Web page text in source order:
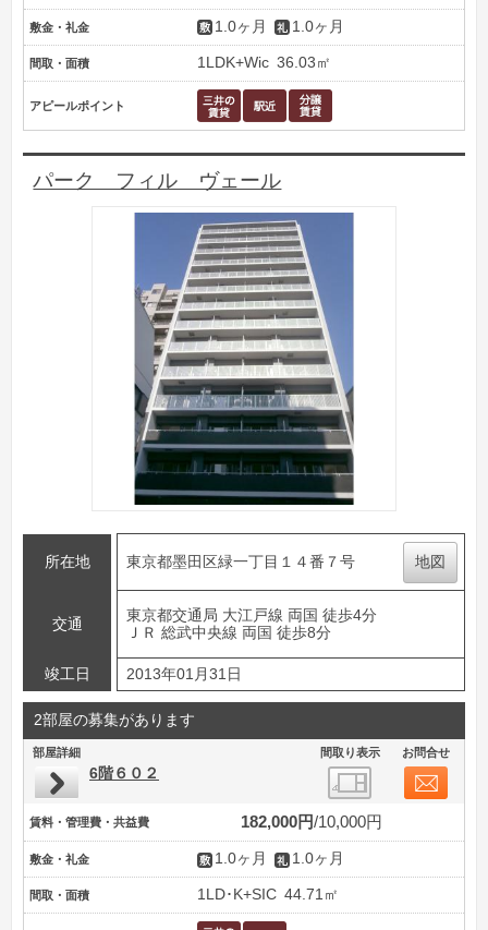
敷金・礼金 1.0ヶ月 1.0ヶ月
間取・面積 1LDK+Wic 36.03㎡
アピールポイント
パーク フィル ヴェール
所在地 東京都墨田区緑一丁目１４番７号 地図
交通
東京都交通局 大江戸線 両国 徒歩4分
ＪＲ 総武中央線 両国 徒歩8分
竣工日 2013年01月31日
2部屋の募集があります
部屋詳細 間取り表示 お問合せ
6階６０２
賃料・管理費・共益費 182,000円 10,000円
敷金・礼金 1.0ヶ月 1.0ヶ月
間取・面積 1LD･K+SIC 44.71㎡